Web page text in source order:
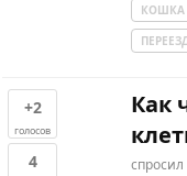
КОШКА
+2
голосов
4
Как
спросил